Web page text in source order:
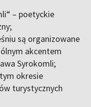
– poetyckie
są organizowane
akcentem
Syrokomli;
okresie
turystycznych